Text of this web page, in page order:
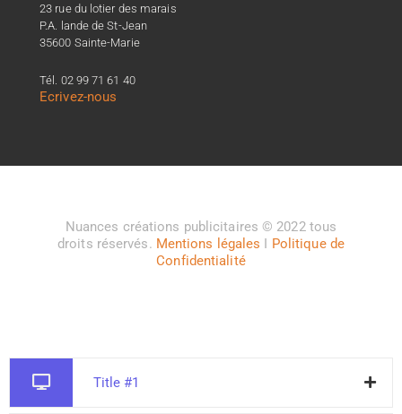
23 rue du lotier des marais
P.A. lande de St-Jean
35600 Sainte-Marie
Tél. 02 99 71 61 40
Ecrivez-nous
Nuances créations publicitaires © 2022 tous
droits réservés. Mentions légales I Politique de
Confidentialité
Title #1